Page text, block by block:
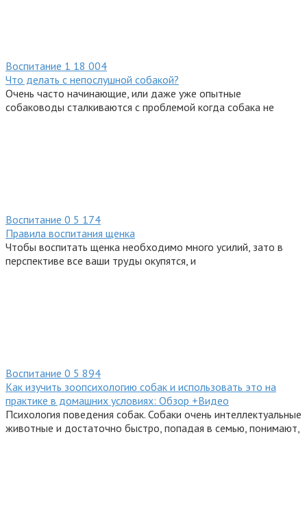
Воспитание 1 18 004
Что делать с непослушной собакой?
Очень часто начинающие, или даже уже опытные
собаководы сталкиваются с проблемой когда собака не
Воспитание 0 5 174
Правила воспитания щенка
Чтобы воспитать щенка необходимо много усилий, зато в
перспективе все ваши труды окупятся, и
Воспитание 0 5 894
Как изучить зоопсихологию собак и использовать это на
практике в домашних условиях: Обзор +Видео
Психология поведения собак. Собаки очень интеллектуальные
животные и достаточно быстро, попадая в семью, понимают,